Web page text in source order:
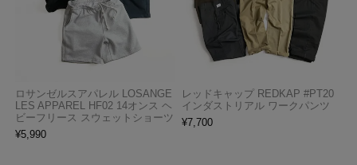
ロサンゼルスアパレル LOSANGE
LES APPAREL HF02 14オンス ヘ
ビーフリース スウェットショーツ
¥5,990
レッドキャップ REDKAP #PT20
インダストリアル ワークパンツ
¥7,700